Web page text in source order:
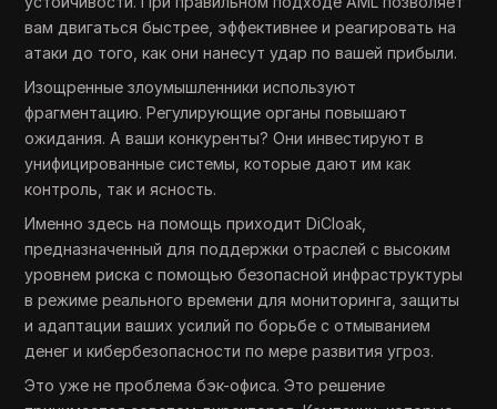
вам двигаться быстрее, эффективнее и реагировать на
атаки до того, как они нанесут удар по вашей прибыли.
Изощренные злоумышленники используют
фрагментацию. Регулирующие органы повышают
ожидания. А ваши конкуренты? Они инвестируют в
унифицированные системы, которые дают им как
контроль, так и ясность.
Именно здесь на помощь приходит DiCloak,
предназначенный для поддержки отраслей с высоким
уровнем риска с помощью безопасной инфраструктуры
в режиме реального времени для мониторинга, защиты
и адаптации ваших усилий по борьбе с отмыванием
денег и кибербезопасности по мере развития угроз.
Это уже не проблема бэк-офиса. Это решение